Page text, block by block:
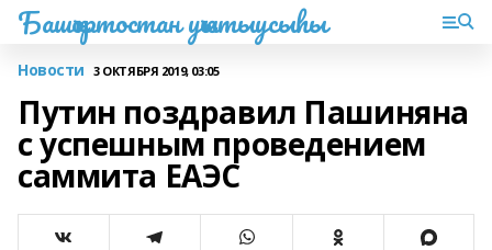
Башҡортостан уҡытыусыһы
Новости 3 ОКТЯБРЯ 2019, 03:05
Путин поздравил Пашиняна
с успешным проведением
саммита ЕАЭС